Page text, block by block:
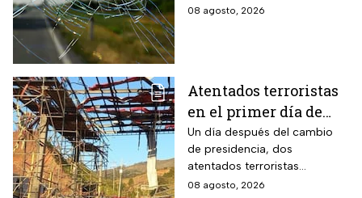
08 agosto, 2026
Atentados terroristas
en el primer día de
presidencia de
Abelardo De la
Espriella en Colombia
Un día después del cambio
de presidencia, dos
atentados terroristas
ocurrieron en Colombia
08 agosto, 2026